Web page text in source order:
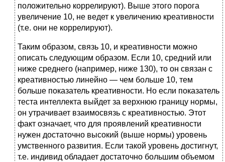
положительно коррелируют). Выше этого порога
увеличение 10, не ведет к увеличению креативности
(т.е. они не коррелируют).
Таким образом, связь 10, и креативности можно
описать следующим образом. Если 10, средний или
ниже среднего (например, ниже 130), то он связан с
креативностью линейно — чем больше 10, тем
больше показатель креативности. Но если показатель
теста интеллекта выйдет за верхнюю границу нормы,
он утрачивает взаимосвязь с креативностью. Этот
факт означает, что для проявлений креативности
нужен достаточно высокий (выше нормы) уровень
умственного развития. Если такой уровень достигнут,
т.е. индивид обладает достаточно большим объемом